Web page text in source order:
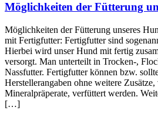
Möglichkeiten der Fütterung
Möglichkeiten der Fütterung unseres
mit Fertigfutter: Fertigfutter sind
Hierbei wird unser Hund mit fertig
versorgt. Man unterteilt in Trocken-,
Nassfutter. Fertigfutter können bzw.
Herstellerangaben ohne weitere
Mineralpräperate, verfüttert werden.
[…]